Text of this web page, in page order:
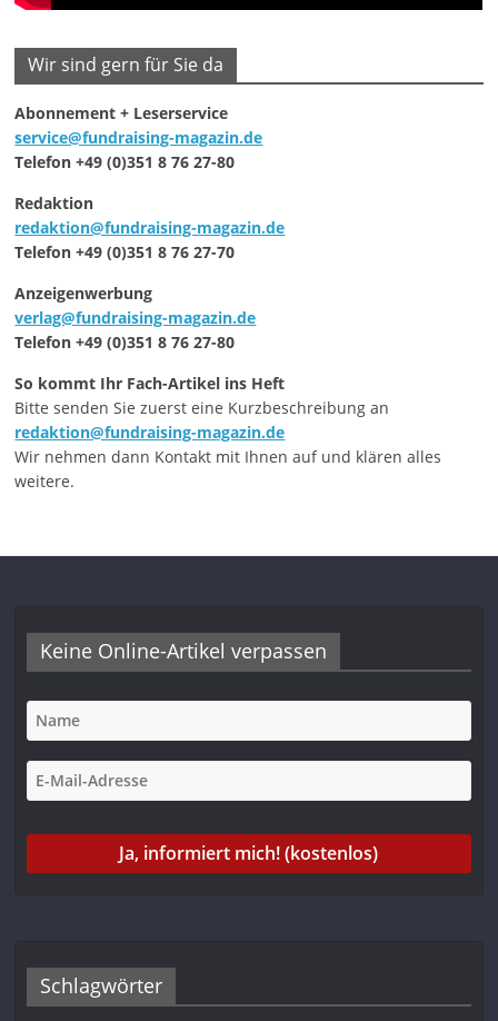
Wir sind gern für Sie da
Abonnement + Leserservice
service@fundraising-magazin.de
Telefon +49 (0)351 8 76 27-80
Redaktion
redaktion@fundraising-magazin.de
Telefon +49 (0)351 8 76 27-70
Anzeigenwerbung
verlag@fundraising-magazin.de
Telefon +49 (0)351 8 76 27-80
So kommt Ihr Fach-Artikel ins Heft
Bitte senden Sie zuerst eine Kurzbeschreibung an
redaktion@fundraising-magazin.de
Wir nehmen dann Kontakt mit Ihnen auf und klären alles
weitere.
Keine Online-Artikel verpassen
Schlagwörter